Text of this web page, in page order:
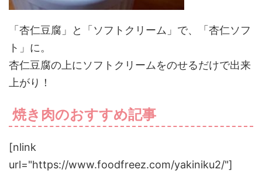
「杏仁豆腐」と「ソフトクリーム」で、「杏仁ソフ
ト」に。
杏仁豆腐の上にソフトクリームをのせるだけで出来
上がり！
焼き肉のおすすめ記事
[nlink
url="https://www.foodfreez.com/yakiniku2/"]